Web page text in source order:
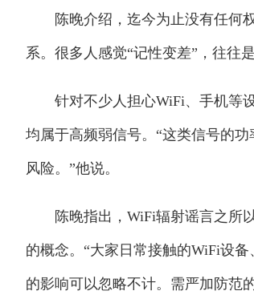
陈晚介绍，迄今为止没有任何权
系。很多人感觉“记性变差”，往往
针对不少人担心WiFi、手机等设
均属于高频弱信号。“这类信号的
风险。”他说。
陈晚指出，WiFi辐射谣言之所以
的概念。“大家日常接触的WiFi设
的影响可以忽略不计。需严加防范